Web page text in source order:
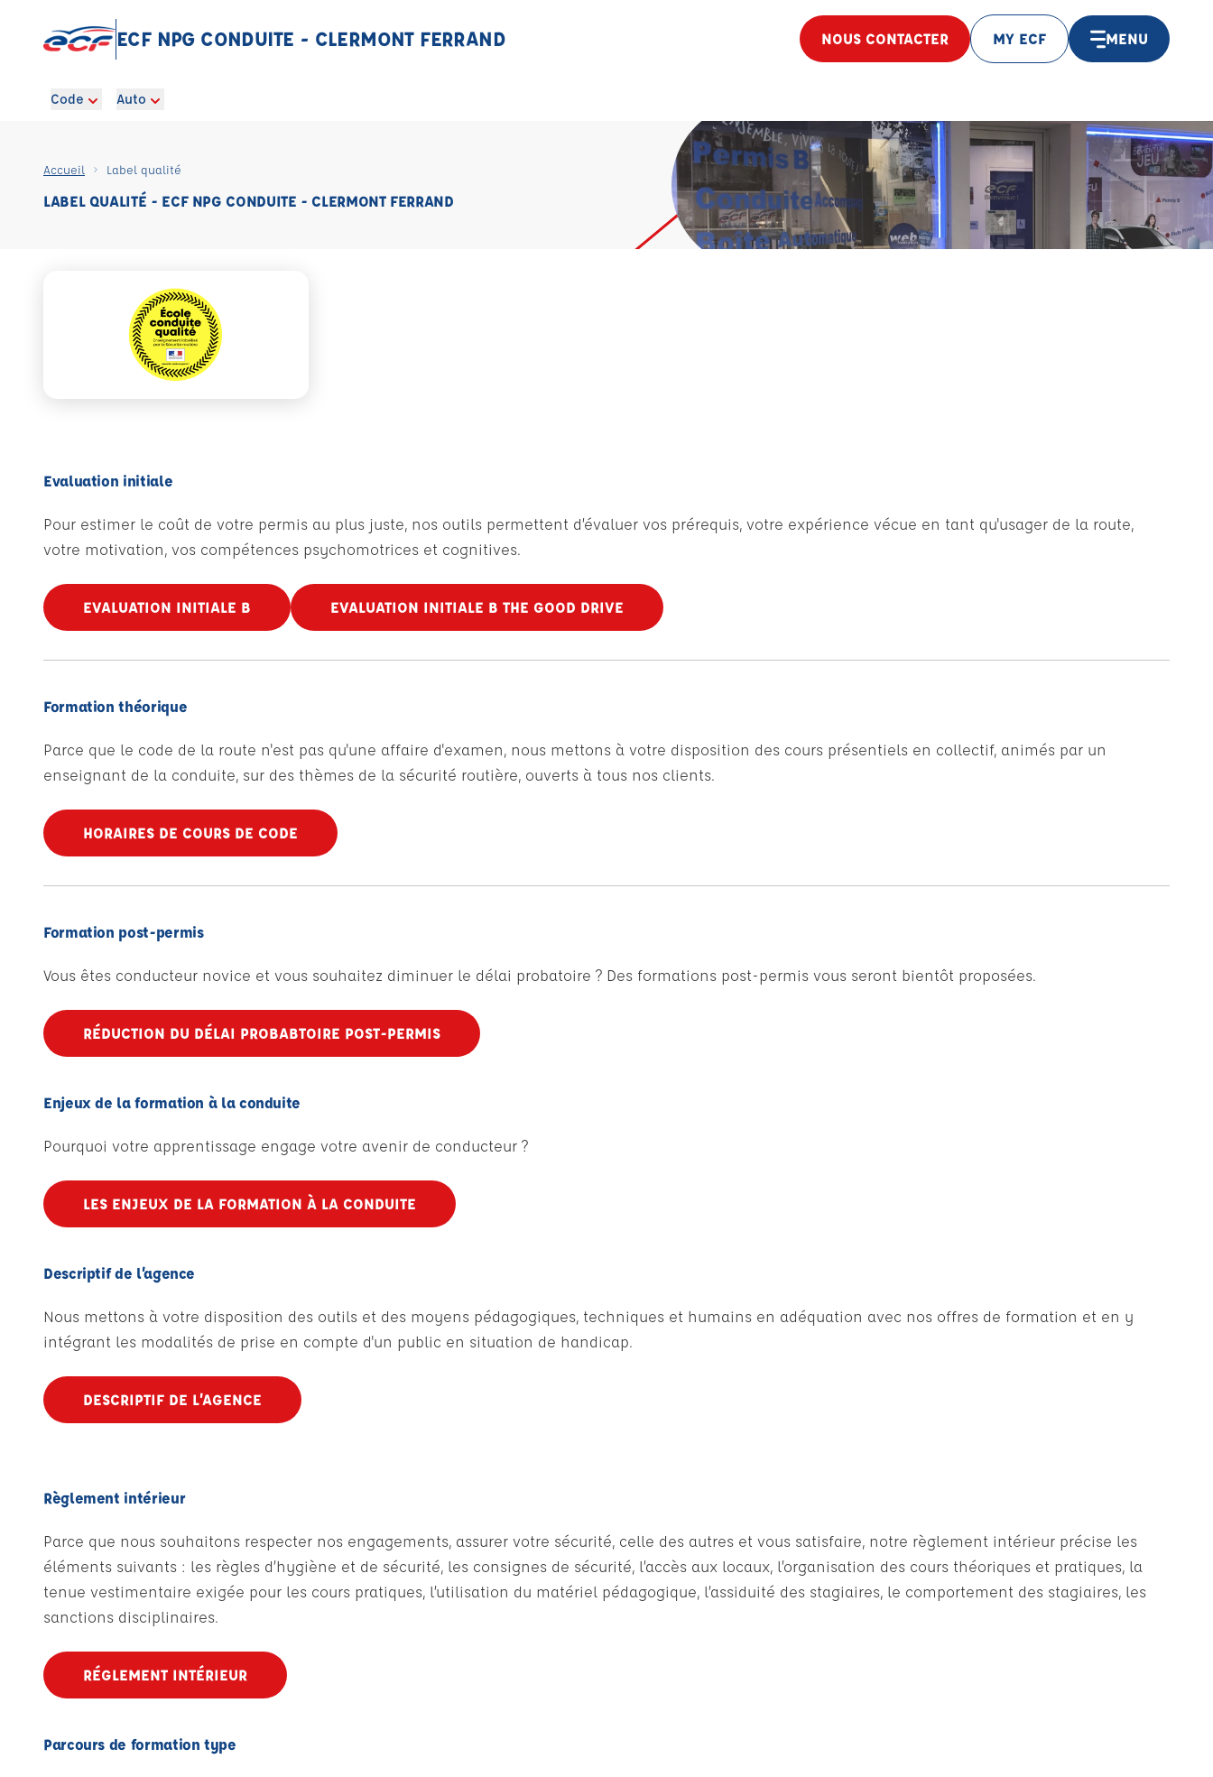
ECF NPG CONDUITE - CLERMONT FERRAND NOUS CONTACTER MY ECF MENU
Code Auto
Accueil Label qualité
LABEL QUALITÉ - ECF NPG CONDUITE - CLERMONT FERRAND
Evaluation initiale
Pour estimer le coût de votre permis au plus juste, nos outils permettent d’évaluer vos prérequis, votre expérience vécue en tant qu'usager de la route,
votre motivation, vos compétences psychomotrices et cognitives.
EVALUATION INITIALE B EVALUATION INITIALE B THE GOOD DRIVE
Formation théorique
Parce que le code de la route n'est pas qu'une affaire d'examen, nous mettons à votre disposition des cours présentiels en collectif, animés par un
enseignant de la conduite, sur des thèmes de la sécurité routière, ouverts à tous nos clients.
HORAIRES DE COURS DE CODE
Formation post-permis
Vous êtes conducteur novice et vous souhaitez diminuer le délai probatoire ? Des formations post-permis vous seront bientôt proposées.
RÉDUCTION DU DÉLAI PROBABTOIRE POST-PERMIS
Enjeux de la formation à la conduite
Pourquoi votre apprentissage engage votre avenir de conducteur ?
LES ENJEUX DE LA FORMATION À LA CONDUITE
Descriptif de l’agence
Nous mettons à votre disposition des outils et des moyens pédagogiques, techniques et humains en adéquation avec nos offres de formation et en y
intégrant les modalités de prise en compte d'un public en situation de handicap.
DESCRIPTIF DE L’AGENCE
Règlement intérieur
Parce que nous souhaitons respecter nos engagements, assurer votre sécurité, celle des autres et vous satisfaire, notre règlement intérieur précise les
éléments suivants : les règles d’hygiène et de sécurité, les consignes de sécurité, l’accès aux locaux, l’organisation des cours théoriques et pratiques, la
tenue vestimentaire exigée pour les cours pratiques, l’utilisation du matériel pédagogique, l’assiduité des stagiaires, le comportement des stagiaires, les
sanctions disciplinaires.
RÉGLEMENT INTÉRIEUR
Parcours de formation type